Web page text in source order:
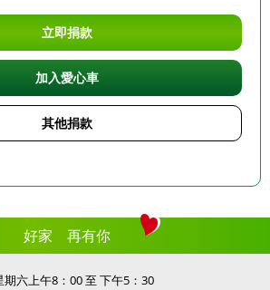
立即捐款
加入愛心車
其他捐款
好家 再有你
六上午8：00 至 下午5：30